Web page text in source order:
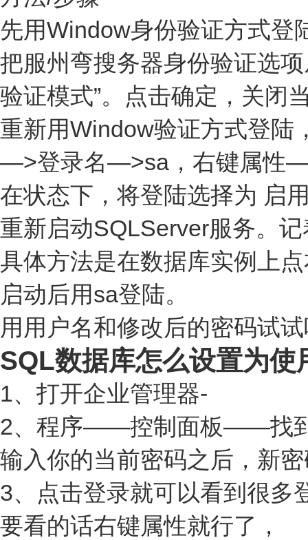
先用Window身份验证方式
把服州弯搜务器身份验证选
验证模式”。点击确定，关闭
重新用Window验证方式登陆
—>登录名—>sa，右键属性
在状态下，将登陆选择为 启
重新启动SQLServer服务。
具体方法是在数据库实例上
启动后用sa登陆。
用用户名和修改后的密码试
SQL数据库怎么设置为使
1、打开企业管理器-
2、程序——控制面板——找
输入你的当前密码之后，新
3、点击登录就可以看到很多
要看的话右键属性就行了，